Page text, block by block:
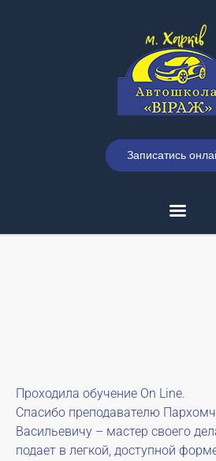
Записатись
Проходила обучение On Line.
Спасибо преподавателю
Васильевичу – мастер своего
подает в легкой, доступной